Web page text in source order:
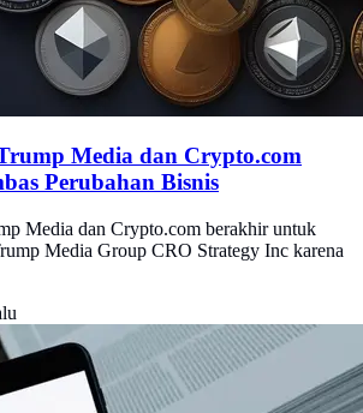
Media dan Crypto.com
Perubahan Bisnis
Media dan Crypto.com berakhir untuk
Media Group CRO Strategy Inc karena